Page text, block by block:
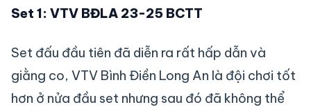
Set 1: VTV BĐLA 23-25 BCTT
Set đấu đầu tiên đã diễn ra rất hấp dẫn và
giằng co, VTV Bình Điền Long An là đội chơi tốt
hơn ở nửa đầu set nhưng sau đó đã không thể